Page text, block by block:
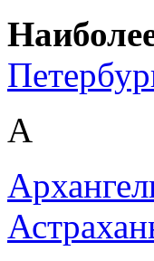
А